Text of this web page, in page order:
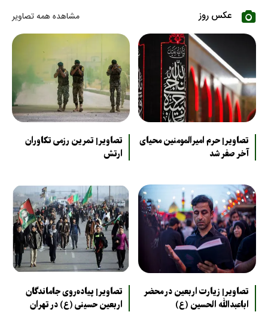
عکس روز مشاهده همه تصاویر
تصاویر| حرم امیرالمومنین محیای
آخر صفر شد
تصاویر| تمرین رزمی تکاوران
ارتش
تصاویر| زیارت اربعین در محضر
اباعبدالله الحسین (ع)
تصاویر| پیاده‌روی جاماندگان
اربعین حسینی (ع) در تهران